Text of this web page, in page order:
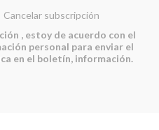
Cancelar subscripción
, estoy de acuerdo con el
personal para enviar el
en el boletín, información.